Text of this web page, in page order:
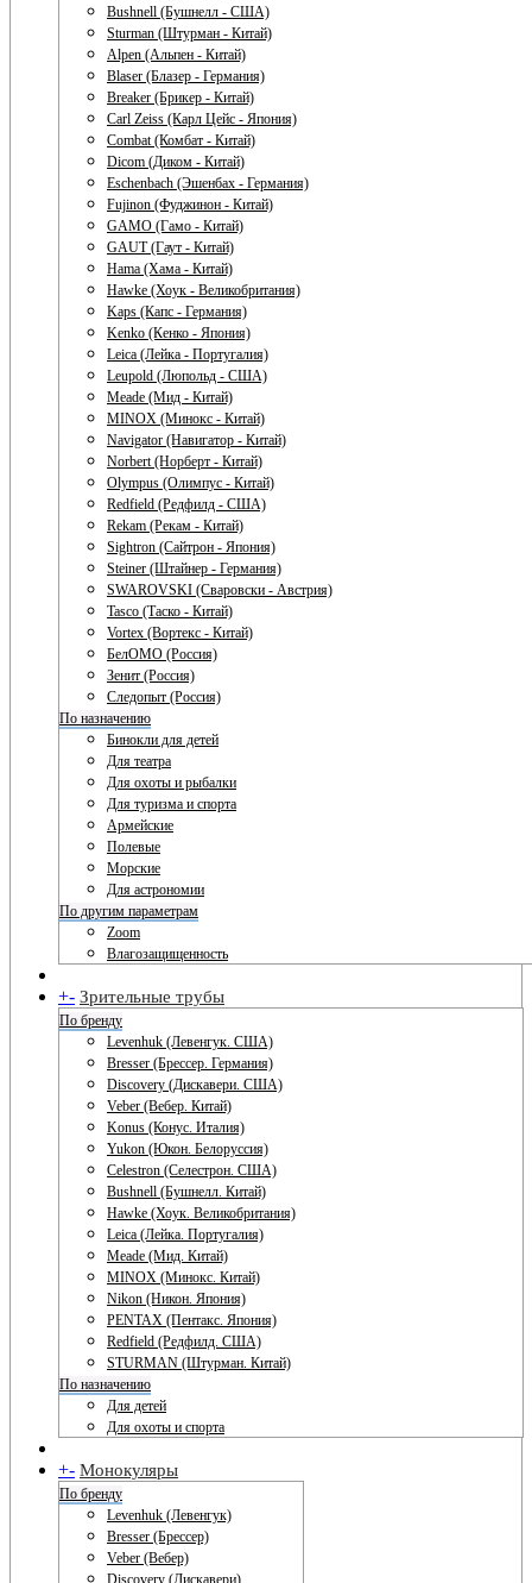
Bushnell (Бушнелл - США)
Sturman (Штурман - Китай)
Alpen (Альпен - Китай)
Blaser (Блазер - Германия)
Breaker (Брикер - Китай)
Carl Zeiss (Карл Цейс - Япония)
Combat (Комбат - Китай)
Dicom (Диком - Китай)
Eschenbach (Эшенбах - Германия)
Fujinon (Фуджинон - Китай)
GAMO (Гамо - Китай)
GAUT (Гаут - Китай)
Hama (Хама - Китай)
Hawke (Хоук - Великобритания)
Kaps (Капс - Германия)
Kenko (Кенко - Япония)
Leica (Лейка - Португалия)
Leupold (Люпольд - США)
Meade (Мид - Китай)
MINOX (Минокс - Китай)
Navigator (Навигатор - Китай)
Norbert (Норберт - Китай)
Olympus (Олимпус - Китай)
Redfield (Редфилд - США)
Rekam (Рекам - Китай)
Sightron (Сайтрон - Япония)
Steiner (Штайнер - Германия)
SWAROVSKI (Сваровски - Австрия)
Tasco (Таско - Китай)
Vortex (Вортекс - Китай)
БелОМО (Россия)
Зенит (Россия)
Следопыт (Россия)
По назначению
Бинокли для детей
Для театра
Для охоты и рыбалки
Для туризма и спорта
Армейские
Полевые
Морские
Для астрономии
По другим параметрам
Zoom
Влагозащищенность
+- Зрительные трубы
По бренду
Levenhuk (Левенгук. США)
Bresser (Брессер. Германия)
Discovery (Дискавери. США)
Veber (Вебер. Китай)
Konus (Конус. Италия)
Yukon (Юкон. Белоруссия)
Celestron (Селестрон. США)
Bushnell (Бушнелл. Китай)
Hawke (Хоук. Великобритания)
Leica (Лейка. Португалия)
Meade (Мид. Китай)
MINOX (Минокс. Китай)
Nikon (Никон. Япония)
PENTAX (Пентакс. Япония)
Redfield (Редфилд. США)
STURMAN (Штурман. Китай)
По назначению
Для детей
Для охоты и спорта
+- Монокуляры
По бренду
Levenhuk (Левенгук)
Bresser (Брессер)
Veber (Вебер)
Discovery (Дискавери)